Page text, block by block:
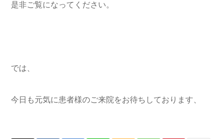
是非ご覧になってください。
では、
今日も元気に患者様のご来院をお待ちしております、